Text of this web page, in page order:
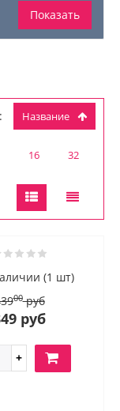
Название
16 32
(1 шт)
00руб
руб